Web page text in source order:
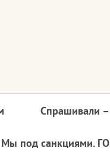
Спрашивали
Мы под санкциями.